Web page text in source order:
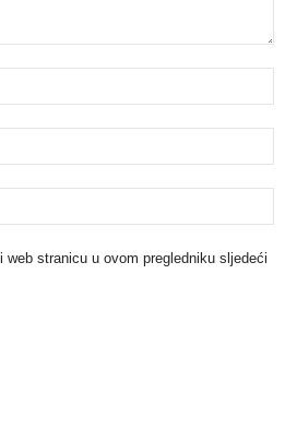
stranicu u ovom pregledniku sljedeći